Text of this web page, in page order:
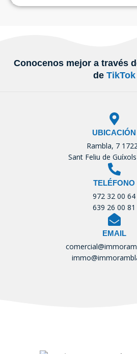
Conocenos mejor a través
de TikTok
UBICACIÓN
Rambla, 7
Sant Feliu de
TELÉFONO
972 32 00 64
639 26 00 81
EMAIL